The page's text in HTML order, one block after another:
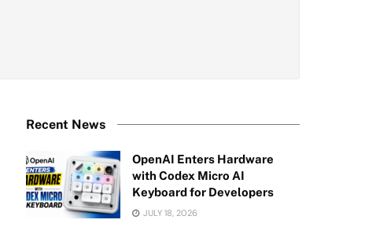
Recent News
OpenAI Enters Hardware
with Codex Micro AI
Keyboard for Developers
JULY 18, 2026